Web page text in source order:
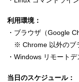
利用環境：
・ブラウザ（Google
※ Chrome 以外のブ
・Windows リモートデ
当日のスケジュール：